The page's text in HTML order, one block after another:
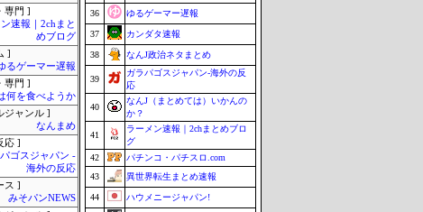
専門 ]
速報｜2chまと
めブログ
]
るゲーマー遅報
専門 ]
何を食べようか
ジャンル ]
なんまめ
応 ]
ゴスジャパン -
海外の反応
ス ]
みそパンNEWS
36 ゆるゲーマー遅報
37 カンダタ速報
38 なんJ政治ネタまとめ
39
ガラパゴスジャパン-海外の反
応
40
なんJ（まとめては）いかんの
か？
41
ラーメン速報｜2chまとめブロ
グ
42
パチンコ・パチスロ.com
43
異世界転生まとめ速報
44 ハウメニージャパン!